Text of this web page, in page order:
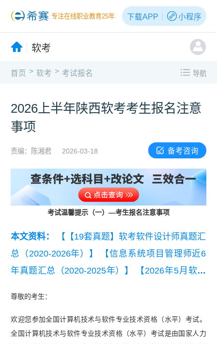
专注在线职业教育25年 下载APP 小程序
软考
首页 > 软考 > 考试报名 导航
2026上半年陕西软考考生报名注意
事项
责编：陈湘君 2026-03-18 备考咨询
考试温馨提示（一）—考生报名注意事项
本文资料：
【【19套真题】软考软件设计师真题汇
总（2020-2026年）】
【信息系统项目管理师近6
年真题汇总（2020-2025年）】
【2026年5月软考
程师真题汇总（2020-2025年）】
尊敬的考生：
欢迎您参加全国计算机技术与软件专业技术资格（水平）考试。
全国计算机技术与软件专业技术资格（水平）考试是由国家人力